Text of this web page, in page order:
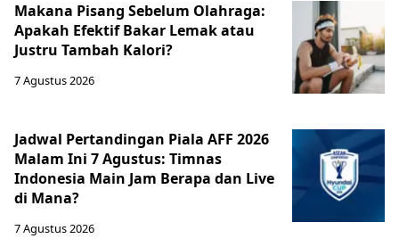
Makana Pisang Sebelum Olahraga:
Apakah Efektif Bakar Lemak atau
Justru Tambah Kalori?
7 Agustus 2026
Jadwal Pertandingan Piala AFF 2026
Malam Ini 7 Agustus: Timnas
Indonesia Main Jam Berapa dan Live
di Mana?
7 Agustus 2026